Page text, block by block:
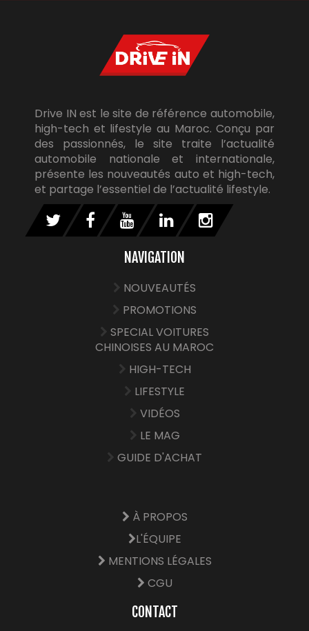
Drive IN est le site de référence automobile,
high-tech et lifestyle au Maroc. Conçu par
des passionnés, le site traite l’actualité
automobile nationale et internationale,
présente les nouveautés auto et high-tech,
et partage l’essentiel de l’actualité lifestyle.
NAVIGATION
NOUVEAUTÉS
PROMOTIONS
SPECIAL VOITURES
CHINOISES AU MAROC
HIGH-TECH
LIFESTYLE
VIDÉOS
LE MAG
GUIDE D'ACHAT
À PROPOS
L'ÉQUIPE
MENTIONS LÉGALES
CGU
CONTACT